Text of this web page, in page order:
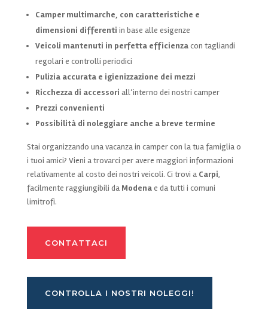
Camper multimarche, con caratteristiche e
dimensioni differenti in base alle esigenze
Veicoli mantenuti in perfetta efficienzacon tagliandi
regolari e controlli periodici
Pulizia accurata e igienizzazione dei mezzi
Ricchezza di accessori all’interno dei nostri camper
Prezzi convenienti
Possibilità di noleggiare anche a breve termine
Stai organizzando una vacanza in camper con la tua famiglia o
i tuoi amici? Vieni a trovarci per avere maggiori informazioni
relativamente al costo dei nostri veicoli. Ci trovi a Carpi,
facilmente raggiungibili da Modenae da tutti i comuni
limitrofi.
CONTATTACI
CONTROLLA I NOSTRI NOLEGGI!